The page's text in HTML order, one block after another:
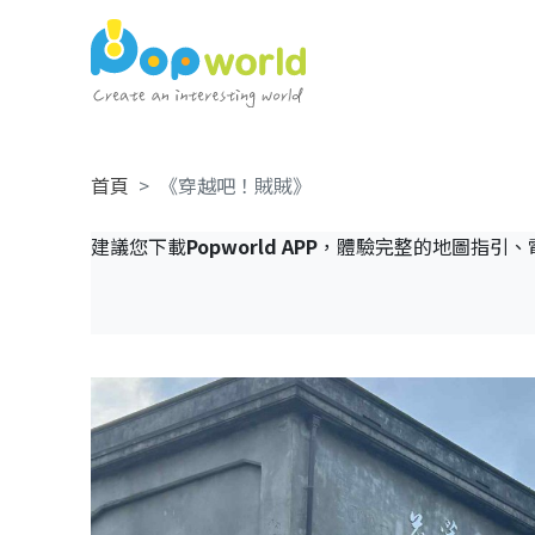
首頁 《穿越吧！賊賊》
建議您下載Popworld APP，體驗完整的地圖指引